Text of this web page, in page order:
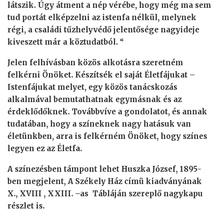
látszik. Úgy átment a nép vérébe, hogy még ma sem
tud portát elképzelni az istenfa nélkül, melynek
régi, a családi tűzhelyvédő jelentősége nagyideje
kiveszett már a köztudatból. “
Jelen felhívásban közös alkotásra szeretném
felkérni Önöket. Készítsék el saját Életfájukat –
Istenfájukat melyet, egy közös tanácskozás
alkalmával bemutathatnak egymásnak és az
érdeklődőknek. Továbbvíve a gondolatot, és annak
tudatában, hogy a színeknek nagy hatásuk van
életünkben, arra is felkérném Önöket, hogy színes
legyen ez az Életfa.
A színezésben támpont lehet Huszka József, 1895-
ben megjelent, A Székely Ház címü kiadványának
X., XVIII , XXIII. –as Tábláján szereplő nagykapu
részlet is.